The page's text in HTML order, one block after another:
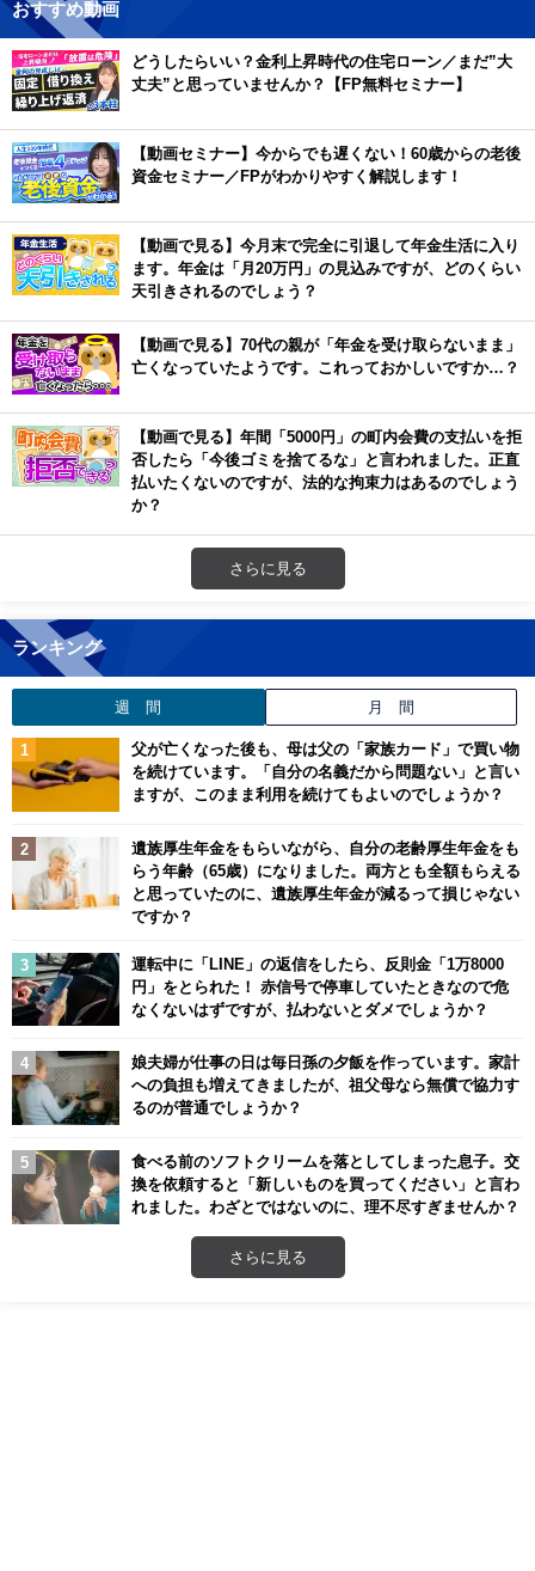
おすすめ動画
どうしたらいい？金利上昇時代の住宅ローン／まだ”大
丈夫”と思っていませんか？【FP無料セミナー】
【動画セミナー】今からでも遅くない！60歳からの老後
資金セミナー／FPがわかりやすく解説します！
【動画で見る】今月末で完全に引退して年金生活に入り
ます。年金は「月20万円」の見込みですが、どのくらい
天引きされるのでしょう？
【動画で見る】70代の親が「年金を受け取らないまま」
亡くなっていたようです。これっておかしいですか…？
【動画で見る】年間「5000円」の町内会費の支払いを拒
否したら「今後ゴミを捨てるな」と言われました。正直
払いたくないのですが、法的な拘束力はあるのでしょう
か？
さらに見る
ランキング
週 間 月 間
父が亡くなった後も、母は父の「家族カード」で買い物
を続けています。「自分の名義だから問題ない」と言い
ますが、このまま利用を続けてもよいのでしょうか？
遺族厚生年金をもらいながら、自分の老齢厚生年金をも
らう年齢（65歳）になりました。両方とも全額もらえる
と思っていたのに、遺族厚生年金が減るって損じゃない
ですか？
運転中に「LINE」の返信をしたら、反則金「1万8000
円」をとられた！ 赤信号で停車していたときなので危
なくないはずですが、払わないとダメでしょうか？
娘夫婦が仕事の日は毎日孫の夕飯を作っています。家計
への負担も増えてきましたが、祖父母なら無償で協力す
るのが普通でしょうか？
食べる前のソフトクリームを落としてしまった息子。交
換を依頼すると「新しいものを買ってください」と言わ
れました。わざとではないのに、理不尽すぎませんか？
さらに見る